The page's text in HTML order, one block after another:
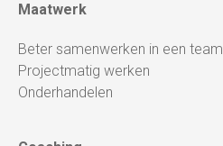
Maatwerk
Beter samenwerken in een team
Projectmatig werken
Onderhandelen